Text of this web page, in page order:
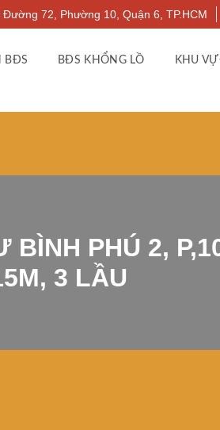
Đường 72, Phường 10, Quận 6, TP.HCM
BĐS BĐS KHỔNG LỒ KHU
PHÚ 2,
3 LẦU